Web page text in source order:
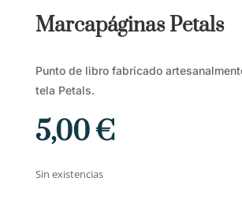
Marcapáginas Petals
Punto de libro fabricado
tela Petals.
5,00€
Sin existencias